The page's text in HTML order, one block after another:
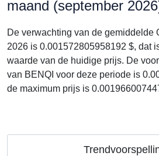
maand (september
De verwachting van de gemiddelde
2026 is 0.001572805958192 $, dat
waarde van de huidige prijs. De
van BENQI voor deze periode is
de maximum prijs is